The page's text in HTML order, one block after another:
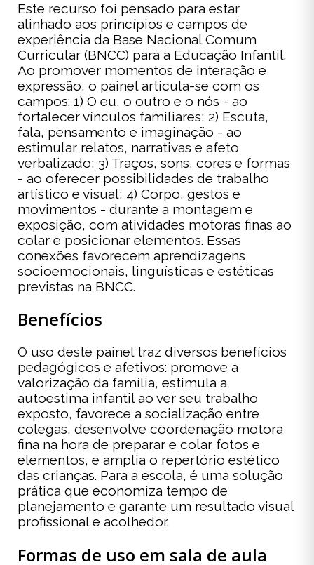
Este recurso foi pensado para estar
alinhado aos princípios e campos de
experiência da Base Nacional Comum
Curricular (BNCC) para a Educação Infantil.
Ao promover momentos de interação e
expressão, o painel articula-se com os
campos: 1) O eu, o outro e o nós - ao
fortalecer vínculos familiares; 2) Escuta,
fala, pensamento e imaginação - ao
estimular relatos, narrativas e afeto
verbalizado; 3) Traços, sons, cores e formas
- ao oferecer possibilidades de trabalho
artístico e visual; 4) Corpo, gestos e
movimentos - durante a montagem e
exposição, com atividades motoras finas ao
colar e posicionar elementos. Essas
conexões favorecem aprendizagens
socioemocionais, linguísticas e estéticas
previstas na BNCC.
Benefícios
O uso deste painel traz diversos benefícios
pedagógicos e afetivos: promove a
valorização da família, estimula a
autoestima infantil ao ver seu trabalho
exposto, favorece a socialização entre
colegas, desenvolve coordenação motora
fina na hora de preparar e colar fotos e
elementos, e amplia o repertório estético
das crianças. Para a escola, é uma solução
prática que economiza tempo de
planejamento e garante um resultado visual
profissional e acolhedor.
Formas de uso em sala de aula